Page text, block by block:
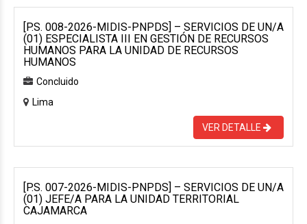
[P.S. 008-2026-MIDIS-PNPDS] – SERVICIOS DE UN/A
(01) ESPECIALISTA III EN GESTIÓN DE RECURSOS
HUMANOS PARA LA UNIDAD DE RECURSOS
HUMANOS
Concluido
Lima
VER DETALLE
[P.S. 007-2026-MIDIS-PNPDS] – SERVICIOS DE UN/A
(01) JEFE/A PARA LA UNIDAD TERRITORIAL
CAJAMARCA